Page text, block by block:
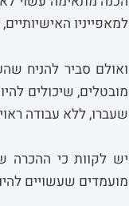
למאפייניו האישיותיים,
ואולם סביר להניח
מובטלים, שיכולים
שעברו, ללא עבודה
יש לקוות כי ההכרה
מועמדים שעשויים